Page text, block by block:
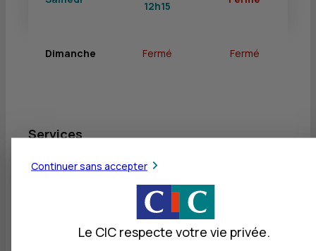
12h15
Dimanche Fermé Fermé
Services
Retrait de billets EUR
Dépôt de billets EUR
Dépôt valorisé de billets EUR
Retrait de rouleaux de monnaie EUR
Continuer sans accepter
Le CIC respecte votre vie privée.